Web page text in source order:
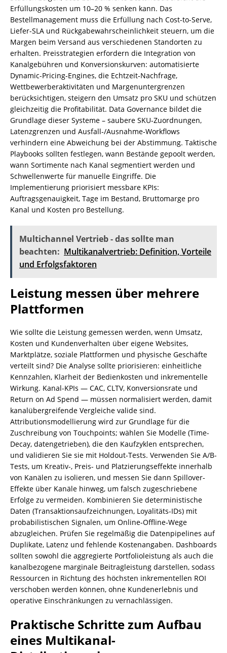
Erfüllungskosten um 10–20 % senken kann. Das
Bestellmanagement muss die Erfüllung nach Cost-to-Serve,
Liefer-SLA und Rückgabewahrscheinlichkeit steuern, um die
Margen beim Versand aus verschiedenen Standorten zu
erhalten. Preisstrategien erfordern die Integration von
Kanalgebühren und Konversionskurven: automatisierte
Dynamic-Pricing‑Engines, die Echtzeit‑Nachfrage,
Wettbewerberaktivitäten und Margenuntergrenzen
berücksichtigen, steigern den Umsatz pro SKU und schützen
gleichzeitig die Profitabilität. Data Governance bildet die
Grundlage dieser Systeme – saubere SKU‑Zuordnungen,
Latenzgrenzen und Ausfall‑/Ausnahme‑Workflows
verhindern eine Abweichung bei der Abstimmung. Taktische
Playbooks sollten festlegen, wann Bestände gepoolt werden,
wann Sortimente nach Kanal segmentiert werden und
Schwellenwerte für manuelle Eingriffe. Die
Implementierung priorisiert messbare KPIs:
Auftragsgenauigkeit, Tage im Bestand, Bruttomarge pro
Kanal und Kosten pro Bestellung.
Multichannel Vertrieb - das sollte man
beachten: Multikanalvertrieb: Definition, Vorteile
und Erfolgsfaktoren
Leistung messen über mehrere
Plattformen
Wie sollte die Leistung gemessen werden, wenn Umsatz,
Kosten und Kundenverhalten über eigene Websites,
Marktplätze, soziale Plattformen und physische Geschäfte
verteilt sind? Die Analyse sollte priorisieren: einheitliche
Kennzahlen, Klarheit der Bedienkosten und inkrementelle
Wirkung. Kanal-KPIs — CAC, CLTV, Konversionsrate und
Return on Ad Spend — müssen normalisiert werden, damit
kanalübergreifende Vergleiche valide sind.
Attributionsmodellierung wird zur Grundlage für die
Zuschreibung von Touchpoints; wählen Sie Modelle (Time-
Decay, datengetrieben), die den Kaufzyklen entsprechen,
und validieren Sie sie mit Holdout-Tests. Verwenden Sie A/B-
Tests, um Kreativ-, Preis- und Platzierungseffekte innerhalb
von Kanälen zu isolieren, und messen Sie dann Spillover-
Effekte über Kanäle hinweg, um falsch zugeschriebene
Erfolge zu vermeiden. Kombinieren Sie deterministische
Daten (Transaktionsaufzeichnungen, Loyalitäts-IDs) mit
probabilistischen Signalen, um Online‑Offline‑Wege
abzugleichen. Prüfen Sie regelmäßig die Datenpipelines auf
Duplikate, Latenz und fehlende Kostenangaben. Dashboards
sollten sowohl die aggregierte Portfolioleistung als auch die
kanalbezogene marginale Beitragleistung darstellen, sodass
Ressourcen in Richtung des höchsten inkrementellen ROI
verschoben werden können, ohne Kundenerlebnis und
operative Einschränkungen zu vernachlässigen.
Praktische Schritte zum Aufbau
eines Multikanal-